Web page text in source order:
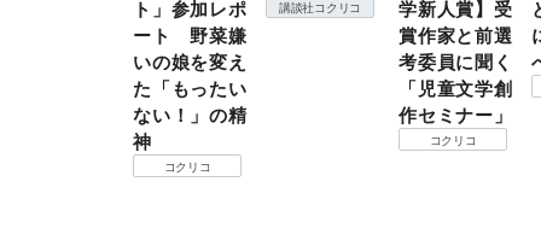
ト」参加レポ
ート 野菜嫌
いの娘を変え
た「もったい
ない！」の精
神
コクリコ
講談社コクリコ
学新人賞】受
賞作家と前選
考委員に聞く
「児童文学創
作セミナー」
コクリコ